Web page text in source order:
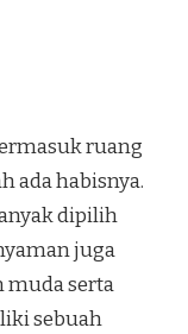
ruang
ada habisnya.
dipilih
juga
muda serta
sebuah